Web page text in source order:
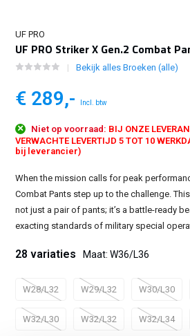
UF PRO
UF PRO Striker X Gen.2 Combat
Bekijk alles Broeken (alle)
€ 289,- Incl. btw
Niet op voorraad: BIJ ONZE
VERWACHTE LEVERTIJD 5 TOT 10
bij leverancier)
When the mission calls for peak
Combat Pants step up to the challenge.
not just a pair of pants; it’s a battle-ready
exacting standards of military special
28 variaties Maat: W36/L36
W28/L32 W29/L32 W30/L30
W32/L30 W32/L32 W32/L34